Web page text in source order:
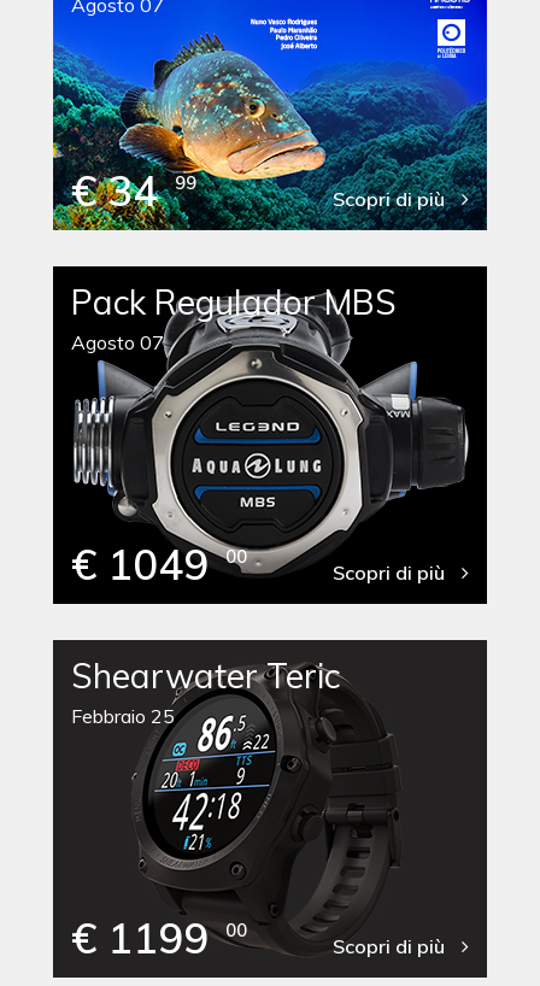
€ 34 99
Scopri di più
Pack Regulador MBS
Agosto 07
€ 1049 00
Scopri di più
Shearwater Teric
Febbraio 25
€ 1199 00
Scopri di più